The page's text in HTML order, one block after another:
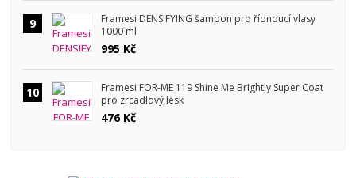
9
Framesi DENSIFYING šampon pro řídnoucí vlasy
1000 ml
995 Kč
10
Framesi FOR-ME 119 Shine Me Brightly Super Coat
pro zrcadlový lesk
476 Kč